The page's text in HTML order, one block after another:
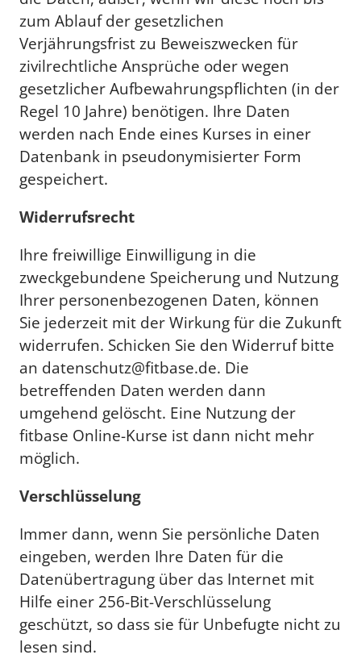
zum Ablauf der gesetzlichen
Verjährungsfrist zu Beweiszwecken für
zivilrechtliche Ansprüche oder wegen
gesetzlicher Aufbewahrungspflichten (in der
Regel 10 Jahre) benötigen. Ihre Daten
werden nach Ende eines Kurses in einer
Datenbank in pseudonymisierter Form
gespeichert.
Widerrufsrecht
Ihre freiwillige Einwilligung in die
zweckgebundene Speicherung und Nutzung
Ihrer personenbezogenen Daten, können
Sie jederzeit mit der Wirkung für die Zukunft
widerrufen. Schicken Sie den Widerruf bitte
an datenschutz@fitbase.de. Die
betreffenden Daten werden dann
umgehend gelöscht. Eine Nutzung der
fitbase Online-Kurse ist dann nicht mehr
möglich.
Verschlüsselung
Immer dann, wenn Sie persönliche Daten
eingeben, werden Ihre Daten für die
Datenübertragung über das Internet mit
Hilfe einer 256-Bit-Verschlüsselung
geschützt, so dass sie für Unbefugte nicht zu
lesen sind.